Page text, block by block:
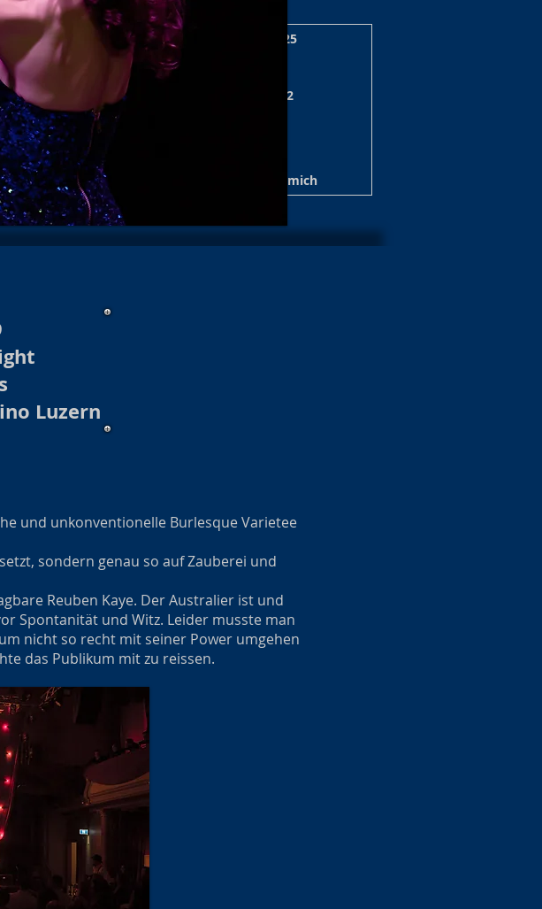
Baloise Session
Konzerte/Shows Archiv 2025
2023
Burlesque Shows 2024/25 Archiv
2022/23 Archiv
Konzert/Shows Archiv 2022
2021
Konzerte / Show Archiv 2020
2018
Burlesque Shows Archiv 2019/20
2017/18 Konzert Archiv 2017 Über mich
Luzern
und unkonventionelle Burlesque Varietee
sondern genau so auf Zauberei und
Reuben Kaye. Der Australier ist und
Spontanität und Witz. Leider musste man
nicht so recht mit seiner Power umgehen
das Publikum mit zu reissen.